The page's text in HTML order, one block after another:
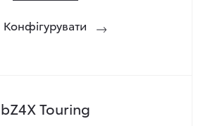
Конфігурувати
bZ4X Touring